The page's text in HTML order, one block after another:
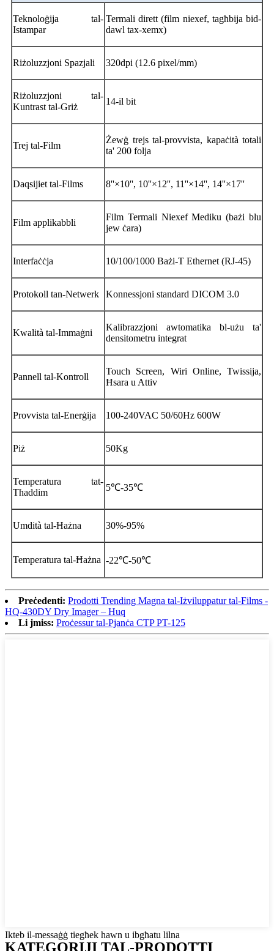
Teknoloġija tal-
Istampar
Termali dirett (film niexef, tagħbija bid-
dawl tax-xemx)
Riżoluzzjoni Spazjali 320dpi (12.6 pixel/mm)
Riżoluzzjoni tal-
Kuntrast tal-Griż
14-il bit
Trej tal-Film
Żewġ trejs tal-provvista, kapaċità totali
ta' 200 folja
Daqsijiet tal-Films 8''×10'', 10''×12'', 11''×14'', 14''×17''
Film applikabbli
Film Termali Niexef Mediku (bażi blu
jew ċara)
Interfaċċja 10/100/1000 Bażi-T Ethernet (RJ-45)
Protokoll tan-Netwerk Konnessjoni standard DICOM 3.0
Kwalità tal-Immaġni
Kalibrazzjoni awtomatika bl-użu ta'
densitometru integrat
Pannell tal-Kontroll
Touch Screen, Wiri Online, Twissija,
Ħsara u Attiv
Provvista tal-Enerġija 100-240VAC 50/60Hz 600W
Piż 50Kg
Temperatura tat-
Tħaddim
5℃-35℃
Umdità tal-Ħażna 30%-95%
Temperatura tal-Ħażna -22℃-50℃
Preċedenti: Prodotti Trending Magna tal-Iżviluppatur tal-Films -
HQ-430DY Dry ​​Imager – Huq
Li jmiss: Proċessur tal-Pjanċa CTP PT-125
Ikteb il-messaġġ tiegħek hawn u ibgħatu lilna
KATEGORIJI TAL-PRODOTTI